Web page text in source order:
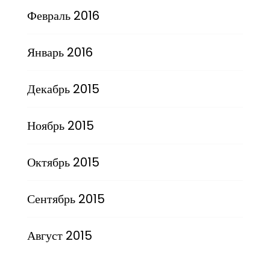
Февраль 2016
Январь 2016
Декабрь 2015
Ноябрь 2015
Октябрь 2015
Сентябрь 2015
Август 2015